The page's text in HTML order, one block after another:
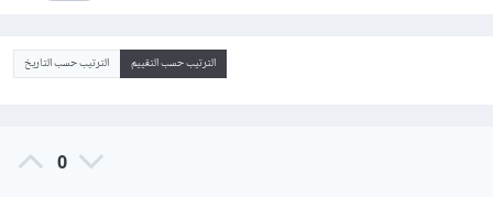
الترتيب حسب التقييم الترتيب حسب التاريخ
0